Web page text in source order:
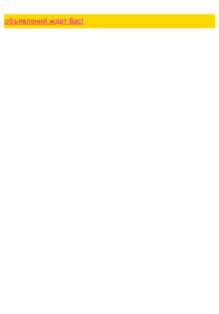
ждет Вас!